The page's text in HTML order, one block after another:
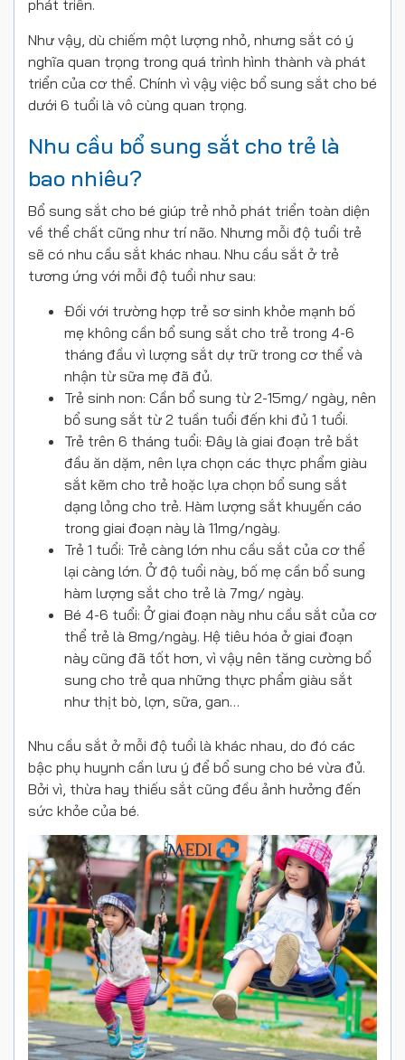
phát triển.
Như vậy, dù chiếm một lượng nhỏ, nhưng sắt có ý
nghĩa quan trọng trong quá trình hình thành và phát
triển của cơ thể. Chính vì vậy việc bổ sung sắt cho bé
dưới 6 tuổi là vô cùng quan trọng.
Nhu cầu bổ sung sắt cho trẻ là
bao nhiêu?
Bổ sung sắt cho bé giúp trẻ nhỏ phát triển toàn diện
về thể chất cũng như trí não. Nhưng mỗi độ tuổi trẻ
sẽ có nhu cầu sắt khác nhau. Nhu cầu sắt ở trẻ
tương ứng với mỗi độ tuổi như sau:
Đối với trường hợp trẻ sơ sinh khỏe mạnh bố
mẹ không cần bổ sung sắt cho trẻ trong 4-6
tháng đầu vì lượng sắt dự trữ trong cơ thể và
nhận từ sữa mẹ đã đủ.
Trẻ sinh non: Cần bổ sung từ 2-15mg/ ngày, nên
bổ sung sắt từ 2 tuần tuổi đến khi đủ 1 tuổi.
Trẻ trên 6 tháng tuổi: Đây là giai đoạn trẻ bắt
đầu ăn dặm, nên lựa chọn các thực phẩm giàu
sắt kẽm cho trẻ hoặc lựa chọn bổ sung sắt
dạng lỏng cho trẻ. Hàm lượng sắt khuyến cáo
trong giai đoạn này là 11mg/ngày.
Trẻ 1 tuổi: Trẻ càng lớn nhu cầu sắt của cơ thể
lại càng lớn. Ở độ tuổi này, bố mẹ cần bổ sung
hàm lượng sắt cho trẻ là 7mg/ ngày.
Bé 4-6 tuổi: Ở giai đoạn này nhu cầu sắt của cơ
thể trẻ là 8mg/ngày. Hệ tiêu hóa ở giai đoạn
này cũng đã tốt hơn, vì vậy nên tăng cường bổ
sung cho trẻ qua những thực phẩm giàu sắt
như thịt bò, lợn, sữa, gan…
Nhu cầu sắt ở mỗi độ tuổi là khác nhau, do đó các
bậc phụ huynh cần lưu ý để bổ sung cho bé vừa đủ.
Bởi vì, thừa hay thiếu sắt cũng đều ảnh hưởng đến
sức khỏe của bé.